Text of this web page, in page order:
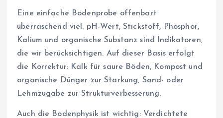
Eine einfache Bodenprobe offenbart
überraschend viel. pH-Wert, Stickstoff, Phosphor,
Kalium und organische Substanz sind Indikatoren,
die wir berücksichtigen. Auf dieser Basis erfolgt
die Korrektur: Kalk für saure Böden, Kompost und
organische Dünger zur Stärkung, Sand- oder
Lehmzugabe zur Strukturverbesserung.
Auch die Bodenphysik ist wichtig: Verdichtete